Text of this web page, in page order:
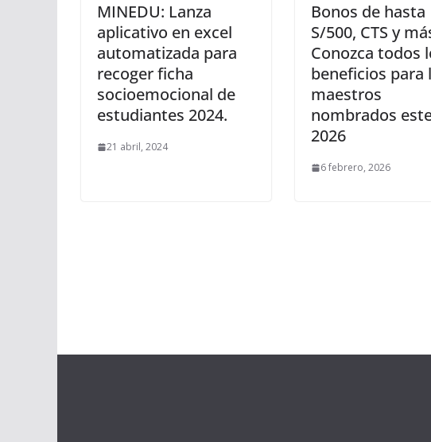
MINEDU: Lanza
aplicativo en excel
automatizada para
recoger ficha
socioemocional de
estudiantes 2024.
21 abril, 2024
Bonos de hasta
S/500, CTS y
Conozca todos
beneficios para
maestros
nombrados
2026
6 febrero, 2026